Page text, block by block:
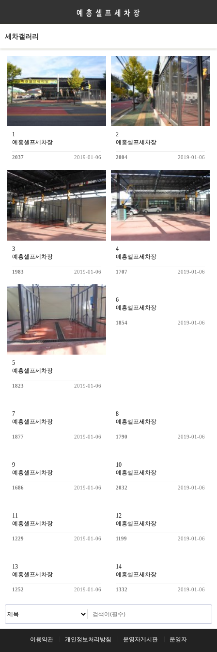
세차갤러리
1
예흥셀프세차장
2037 2019-01-06
2
예흥셀프세차장
2004 2019-01-06
3
예흥셀프세차장
1983 2019-01-06
4
예흥셀프세차장
1707 2019-01-06
5
예흥셀프세차장
1823 2019-01-06
6
예흥셀프세차장
1854 2019-01-06
7
예흥셀프세차장
1877 2019-01-06
8
예흥셀프세차장
1790 2019-01-06
9
예흥셀프세차장
1686 2019-01-06
10
예흥셀프세차장
2032 2019-01-06
11
예흥셀프세차장
1229 2019-01-06
12
예흥셀프세차장
1199 2019-01-06
13
예흥셀프세차장
1252 2019-01-06
14
예흥셀프세차장
1332 2019-01-06
이용약관 개인정보처리방침 운영자게시판 운영자